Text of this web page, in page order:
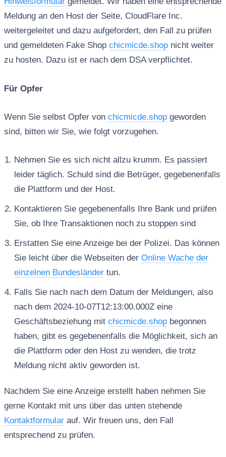
Meldung an den Host der Seite, CloudFlare Inc.
weitergeleitet und dazu aufgefordert, den Fall zu prüfen
und gemeldeten Fake Shop chicmicde.shopnicht weiter
zu hosten. Dazu ist er nach dem DSA verpflichtet.
Für Opfer
Wenn Sie selbst Opfer von chicmicde.shopgeworden
sind, bitten wir Sie, wie folgt vorzugehen.
Nehmen Sie es sich nicht allzu krumm. Es passiert
leider täglich. Schuld sind die Betrüger, gegebenenfalls
die Plattform und der Host.
Kontaktieren Sie gegebenenfalls Ihre Bank und prüfen
Sie, ob Ihre Transaktionen noch zu stoppen sind
Erstatten Sie eine Anzeige bei der Polizei. Das können
Sie leicht über die Webseiten der Online Wache der
einzelnen Bundesländertun.
Falls Sie nach nach dem Datum der Meldungen, also
nach dem 2024-10-07T12:13:00.000Z eine
Geschäftsbeziehung mit chicmicde.shopbegonnen
haben, gibt es gegebenenfalls die Möglichkeit, sich an
die Plattform oder den Host zu wenden, die trotz
Meldung nicht aktiv geworden ist.
Nachdem Sie eine Anzeige erstellt haben nehmen Sie
gerne Kontakt mit uns über das unten stehende
Kontaktformularauf. Wir freuen uns, den Fall
entsprechend zu prüfen.